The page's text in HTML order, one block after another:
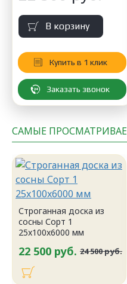
В корзину
Купить в 1 клик
Заказать звонок
САМЫЕ
Строганная доска из
сосны Сорт 1
25x100x6000 мм
22 500 руб. 24 500 руб.